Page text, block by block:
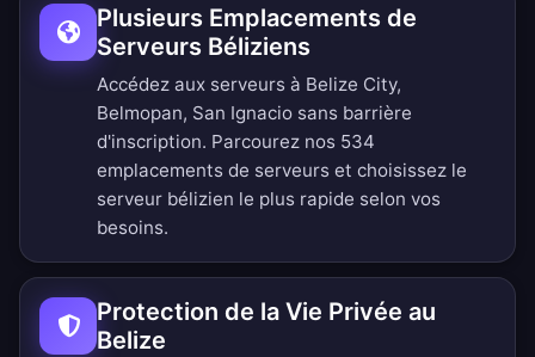
Plusieurs Emplacements de
Serveurs Béliziens
Accédez aux serveurs à Belize City,
Belmopan, San Ignacio sans barrière
d'inscription. Parcourez nos 534
emplacements de serveurs et choisissez le
serveur bélizien le plus rapide selon vos
besoins.
Protection de la Vie Privée au
Belize